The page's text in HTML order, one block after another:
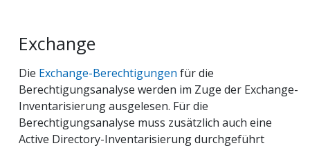
Exchange
Die Exchange-Berechtigungen für die
Berechtigungsanalyse werden im Zuge der Exchange-
Inventarisierung ausgelesen. Für die
Berechtigungsanalyse muss zusätzlich auch eine
Active Directory-Inventarisierung durchgeführt